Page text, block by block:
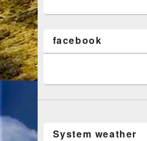
facebook
System weather